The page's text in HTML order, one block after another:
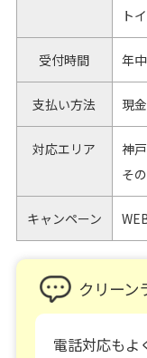
ト
受付時間 年
支払い方法 現
対応エリア
神
そ
キャンペーン
クリーン
電話対応もよ